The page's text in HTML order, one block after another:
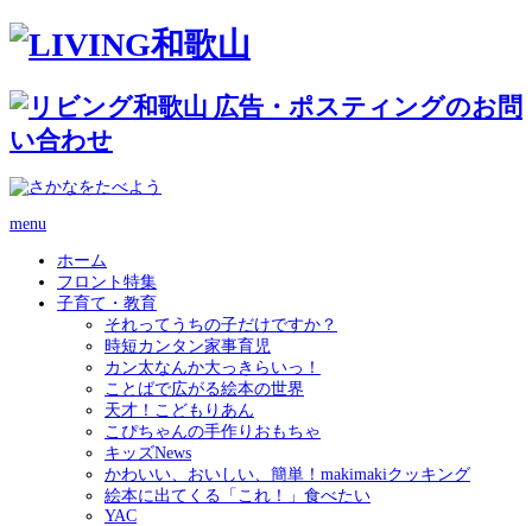
menu
ホーム
フロント特集
子育て・教育
それってうちの子だけですか？
時短カンタン家事育児
カン太なんか大っきらいっ！
ことばで広がる絵本の世界
天才！こどもりあん
こぴちゃんの手作りおもちゃ
キッズNews
かわいい、おいしい、簡単！makimakiクッキング
絵本に出てくる「これ！」食べたい
YAC